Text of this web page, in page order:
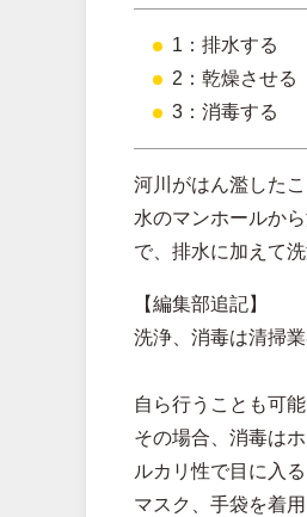
1：排水する
2：乾燥させる
3：消毒する
河川がはん濫した
水のマンホールか
で、排水に加えて
【編集部追記】
洗浄、消毒は清掃
自ら行うことも可能
その場合、消毒は
ルカリ性で目に入
マスク、手袋を着